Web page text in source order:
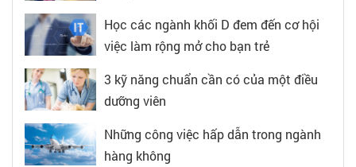
Học các ngành khối D đem đến cơ hội
việc làm rộng mở cho bạn trẻ
3 kỹ năng chuẩn cần có của một điều
dưỡng viên
Những công việc hấp dẫn trong ngành
hàng không